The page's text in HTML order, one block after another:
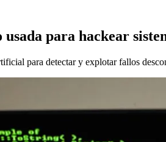
para hackear
para detectar y explotar fallos